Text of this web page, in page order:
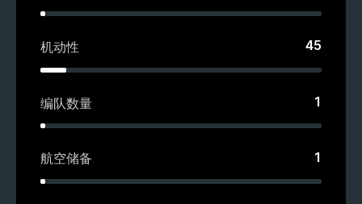
机动性 45
编队数量 1
航空储备 1